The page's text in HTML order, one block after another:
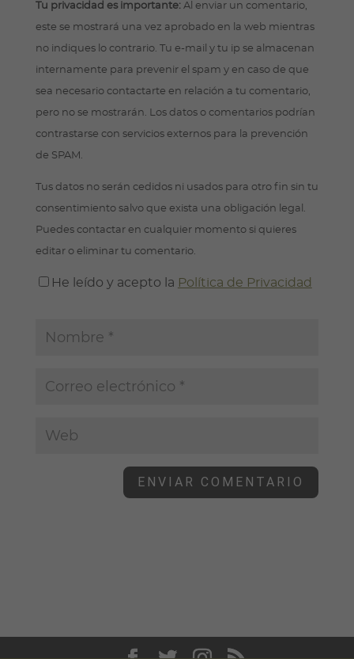
Tu privacidad es importante:Al enviar un comentario,
este se mostrará una vez aprobado en la web mientras
no indiques lo contrario. Tu e-mail y tu ip se almacenan
internamente para prevenir el spam y en caso de que
sea necesario contactarte en relación a tu comentario,
pero no se mostrarán. Los datos o comentarios podrían
contrastarse con servicios externos para la prevención
de SPAM.
Tus datos no serán cedidos ni usados para otro fin sin tu
consentimiento salvo que exista una obligación legal.
Puedes contactar en cualquier momento si quieres
editar o eliminar tu comentario.
He leído y acepto la Política de Privacidad